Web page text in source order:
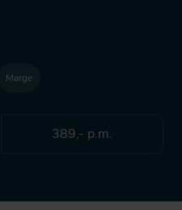
Marge
389,- p.m.